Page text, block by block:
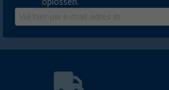
oplossen.